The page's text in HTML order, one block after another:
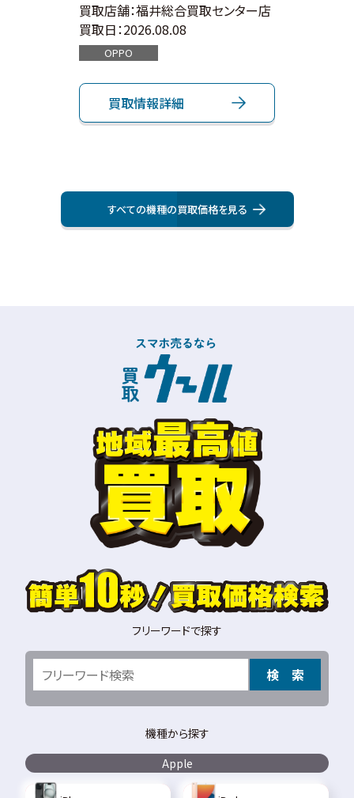
買取店舗：福井総合買取センター店
買取日：2026.08.08
OPPO
買取情報詳細
すべての機種の買取価格を⾒る
フリーワードで探す
検 索
機種から探す
Apple